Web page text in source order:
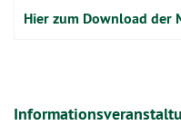
Hier zum Download der